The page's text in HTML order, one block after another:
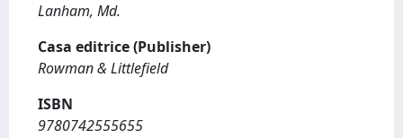
Lanham, Md.
Casa editrice (Publisher)
Rowman & Littlefield
ISBN
9780742555655